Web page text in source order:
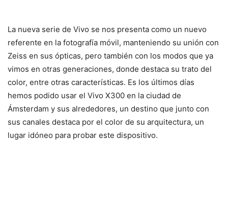
La nueva serie de Vivo se nos presenta como un nuevo
referente en la fotografía móvil, manteniendo su unión con
Zeiss en sus ópticas, pero también con los modos que ya
vimos en otras generaciones, donde destaca su trato del
color, entre otras características. Es los últimos días
hemos podido usar el Vivo X300 en la ciudad de
Ámsterdam y sus alrededores, un destino que junto con
sus canales destaca por el color de su arquitectura, un
lugar idóneo para probar este dispositivo.